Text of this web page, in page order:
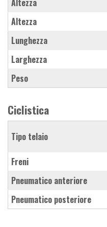
Altezza
Lunghezza
Larghezza
Peso
Ciclistica
Tipo telaio
Freni
Pneumatico anteriore
Pneumatico posteriore